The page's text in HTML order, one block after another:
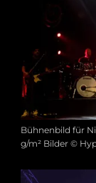
Bühnenbild für
g/m² Bilder ©